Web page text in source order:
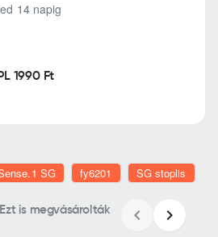
14 napig
1990 Ft
SG fy6201 SG stoplis
Ezt is megvásárolták